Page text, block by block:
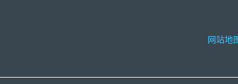
网站地